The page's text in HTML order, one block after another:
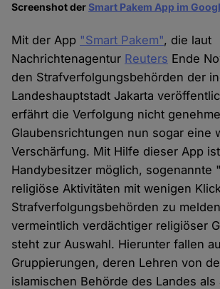
Screenshot derSmart Pakem App im
Mit der App "Smart Pakem", die laut
Nachrichtenagentur Reuters Ende
den Strafverfolgungsbehörden der
Landeshauptstadt Jakarta
erfährt die Verfolgung nicht
Glaubensrichtungen nun sogar eine
Verschärfung. Mit Hilfe dieser App
Handybesitzer möglich, sogenannte
religiöse Aktivitäten mit wenigen
Strafverfolgungsbehörden zu
vermeintlich verdächtiger religiöser
steht zur Auswahl. Hierunter fallen
Gruppierungen, deren Lehren von
islamischen Behörde des Landes